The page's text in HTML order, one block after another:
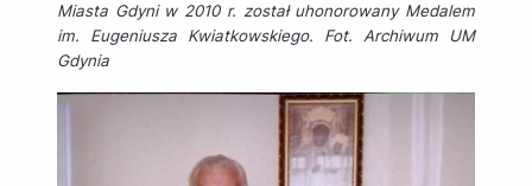
Miasta Gdyni w 2010 r. został uhonorowany Medalem
im. Eugeniusza Kwiatkowskiego. Fot. Archiwum UM
Gdynia